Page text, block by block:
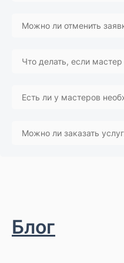
Наша система
Можно ли отменить
Да, достаточно
Что делать, если
Такие ситуации редки,
Есть ли у мастеров
Все специалисты
Можно ли заказать
Блог